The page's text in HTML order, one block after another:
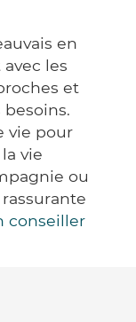
en
les
et
besoins.
vie pour
vie
ou
conseiller